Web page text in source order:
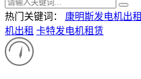
热门关键词： 康明斯发电机出租
机出租 卡特发电机租赁